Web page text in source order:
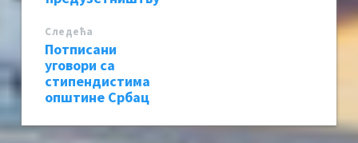
Следећa
Потписани
уговори са
стипендистима
општине Србац